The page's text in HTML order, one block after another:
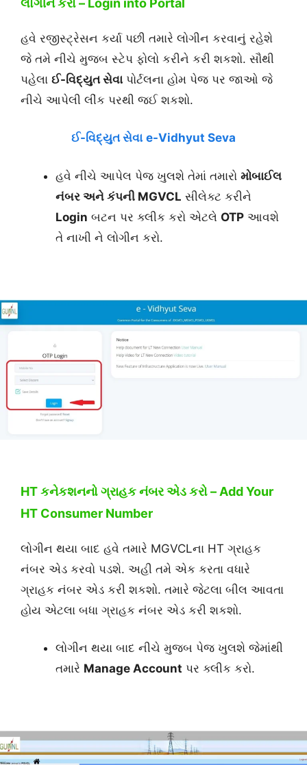
લોગીન કરો – Login into Portal
હવે રજીસ્ટ્રેસન કર્યા પછી તમારે લોગીન કરવાનું રહેશે
જે તમે નીચે મુજબ સ્ટેપ ફોલો કરીને કરી શકશો. સૌથી
પહેલા ઈ-વિદ્યુત સેવાપોર્ટલના હોમ પેજ પર જાઓ જે
નીચે આપેલી લીંક પરથી જઈ શકશો.
ઈ-વિદ્યુત સેવા e-Vidhyut Seva
હવે નીચે આપેલ પેજ ખુલશે તેમાં તમારો મોબાઈલ
નંબર અને કંપની MGVCL સીલેક્ટ કરીને
Login બટન પર ક્લીક કરો એટલે OTP આવશે
તે નાખી ને લોગીન કરો.
HT કનેકશનનો ગ્રાહક નંબર એડ કરો – Add Your
HT Consumer Number
લોગીન થયા બાદ હવે તમારે MGVCLના HT ગ્રાહક
નંબર એડ કરવો પડશે. અહી તમે એક કરતા વધારે
ગ્રાહક નંબર એડ કરી શકશો. તમારે જેટલા બીલ આવતા
હોય એટલા બધા ગ્રાહક નંબર એડ કરી શકશો.
લોગીન થયા બાદ નીચે મુજબ પેજ ખુલશે જેમાંથી
તમારે Manage Account પર ક્લીક કરો.